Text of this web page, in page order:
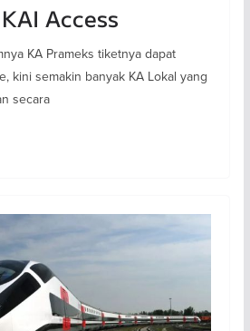
Access
KA Prameks tiketnya dapat
kini semakin banyak KA Lokal yang
secara